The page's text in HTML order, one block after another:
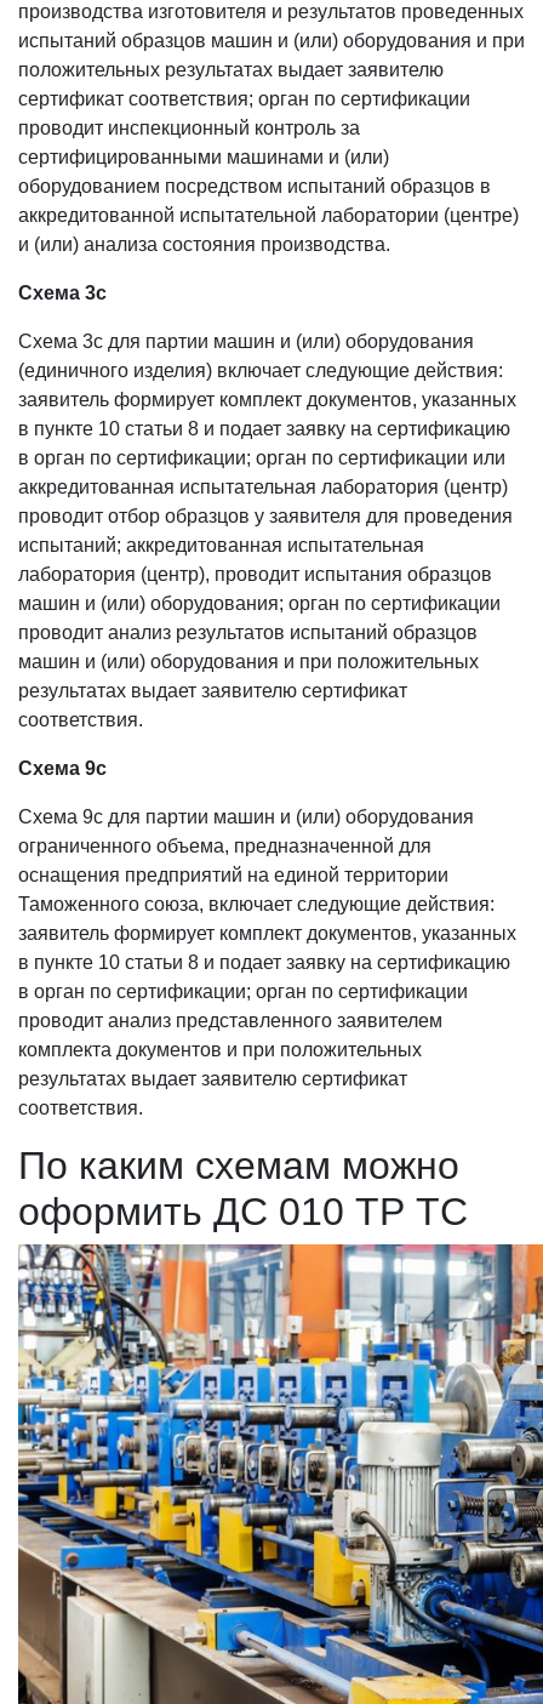
производства изготовителя и результатов проведенных
испытаний образцов машин и (или) оборудования и при
положительных результатах выдает заявителю
сертификат соответствия; орган по сертификации
проводит инспекционный контроль за
сертифицированными машинами и (или)
оборудованием посредством испытаний образцов в
аккредитованной испытательной лаборатории (центре)
и (или) анализа состояния производства.
Схема 3с
Схема 3с для партии машин и (или) оборудования
(единичного изделия) включает следующие действия:
заявитель формирует комплект документов, указанных
в пункте 10 статьи 8 и подает заявку на сертификацию
в орган по сертификации; орган по сертификации или
аккредитованная испытательная лаборатория (центр)
проводит отбор образцов у заявителя для проведения
испытаний; аккредитованная испытательная
лаборатория (центр), проводит испытания образцов
машин и (или) оборудования; орган по сертификации
проводит анализ результатов испытаний образцов
машин и (или) оборудования и при положительных
результатах выдает заявителю сертификат
соответствия.
Схема 9с
Схема 9с для партии машин и (или) оборудования
ограниченного объема, предназначенной для
оснащения предприятий на единой территории
Таможенного союза, включает следующие действия:
заявитель формирует комплект документов, указанных
в пункте 10 статьи 8 и подает заявку на сертификацию
в орган по сертификации; орган по сертификации
проводит анализ представленного заявителем
комплекта документов и при положительных
результатах выдает заявителю сертификат
соответствия.
По каким схемам можно
оформить ДС 010 ТР ТС